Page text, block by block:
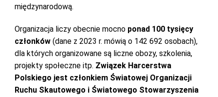
międzynarodową.
Organizacja liczy obecnie mocno ponad 100 tysięcy
członków (dane z 2023 r. mówią o 142 692 osobach),
dla których organizowane są liczne obozy, szkolenia,
projekty społeczne itp. Związek Harcerstwa
Polskiego jest członkiem Światowej Organizacji
Ruchu Skautowego i Światowego Stowarzyszenia